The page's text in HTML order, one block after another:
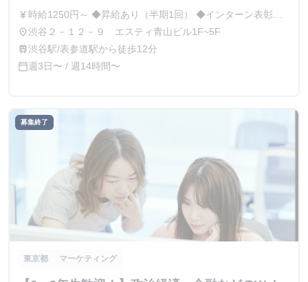
currency_yen 時給1250円～ ◆昇給あり（半期1回） ◆インターン表彰制
度あり（月1回） ◆1F従業員専用バーでは定時以降は飲み放
題 ◆イベント・飲み代サポート ◆フリーミネラルウォータ
place渋谷２－１２－９ エスティ青山ビル1F~5F
train渋谷駅/表参道駅から徒歩12分
calendar_today週3日〜 / 週14時間〜
募集終了
東京都 マーケティング